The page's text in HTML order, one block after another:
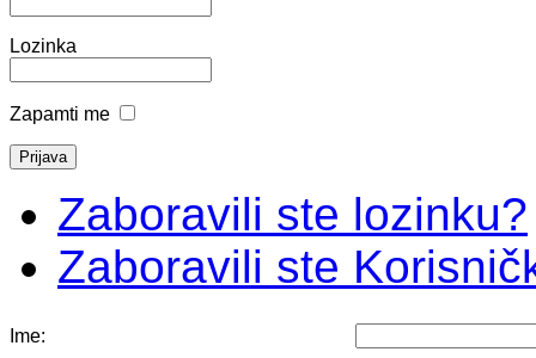
Lozinka
Zapamti me
Zaboravili ste lozinku?
Zaboravili ste
Ime: